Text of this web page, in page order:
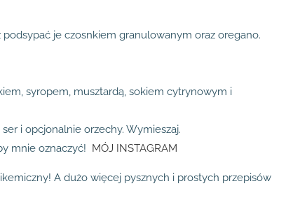
je czosnkiem granulowanym oraz oregano.
syropem, musztardą, sokiem cytrynowym i
i opcjonalnie orzechy. Wymieszaj.
mnie oznaczyć!
MÓJ INSTAGRAM
A dużo więcej pysznych i prostych przepisów